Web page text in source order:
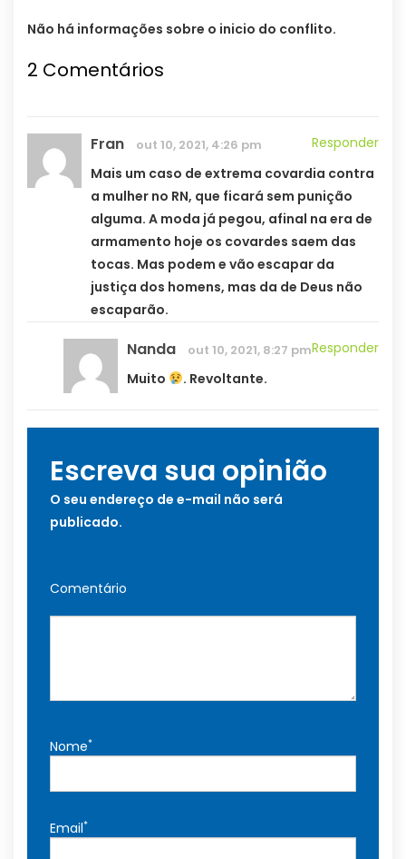
Não há informações sobre o inicio do conflito.
2 Comentários
Fran out 10, 2021, 4:26 pm
Responder
Mais um caso de extrema covardia contra
a mulher no RN, que ficará sem punição
alguma. A moda já pegou, afinal na era de
armamento hoje os covardes saem das
tocas. Mas podem e vão escapar da
justiça dos homens, mas da de Deus não
escaparão.
Nanda out 10, 2021, 8:27 pmResponder
Muito
. Revoltante.
Escreva sua opinião
O seu endereço de e-mail não será
publicado.
Comentário
Nome*
Email*